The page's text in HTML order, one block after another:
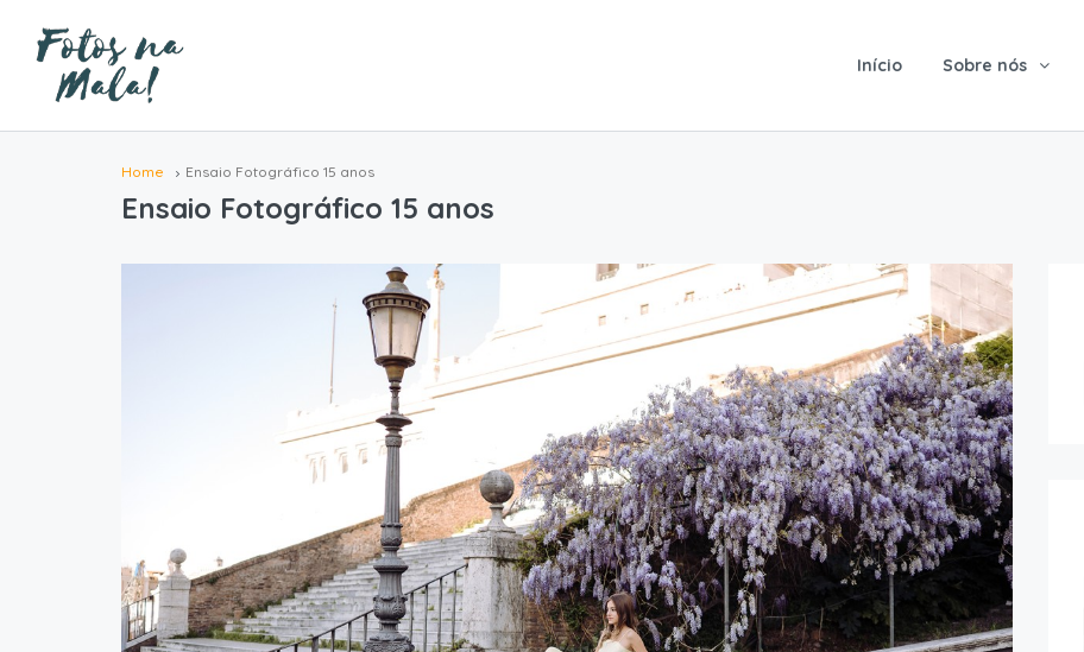
Início Sobre nós
Home Ensaio Fotográfico 15 anos
Ensaio Fotográfico 15 anos